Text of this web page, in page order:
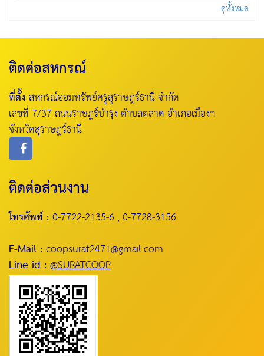
ดูทั้งหมด
ติดต่อสหกรณ์
ที่ตั้งสหกรณ์ออมทรัพย์ครูสุราษฎร์ธานี จำกัด
เลขที่ 7/37 ถนนราษฎร์บำรุง ตำบลตลาด อำเภอเมืองฯ
จังหวัดสุราษฎร์ธานี
ติดต่อส่วนงาน
โทรศัพท์ :0-7722-2135-6 , 0-7728-3156
E-Mail :coopsurat2471@gmail.com
Line id :@SURATCOOP